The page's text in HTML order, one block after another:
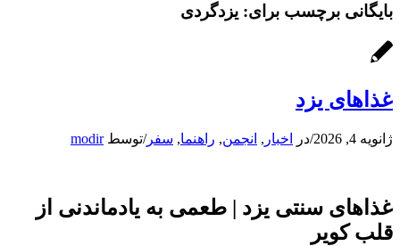
بایگانی برچسب برای: یزدگردی
غذاهای یزد
ژانویه 4, 2026 /در اخبار , انجمن, راهنما, سفر/توسطmodir
غذاهای سنتی یزد | طعمی به یادماندنی از
قلب کویر